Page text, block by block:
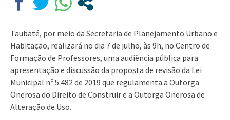
Taubaté, por meio da Secretaria de Planejamento Urbano e
Habitação, realizará no dia 7 de julho, às 9h, no Centro de
Formação de Professores, uma audiência pública para
apresentação e discussão da proposta de revisão da Lei
Municipal nº 5.482 de 2019 que regulamenta a Outorga
Onerosa do Direito de Construir e a Outorga Onerosa de
Alteração de Uso.